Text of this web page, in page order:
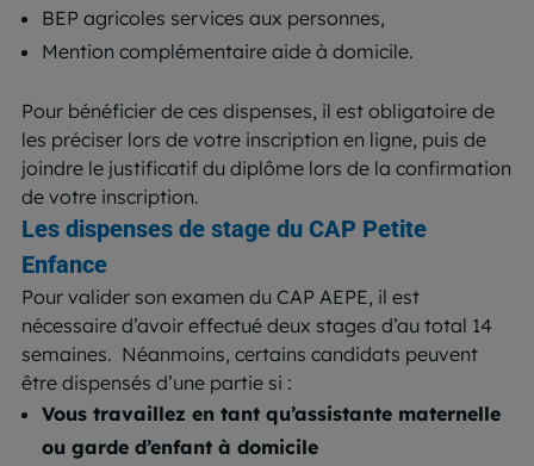
BEP agricoles services aux personnes,
Mention complémentaire aide à domicile.
Pour bénéficier de ces dispenses, il est obligatoire de
les préciser lors de votre inscription en ligne, puis de
joindre le justificatif du diplôme lors de la confirmation
de votre inscription.
Les dispenses de stage du CAP Petite
Enfance
Pour valider son examen du CAP AEPE, il est
nécessaire d’avoir effectué deux stages d’au total 14
semaines. Néanmoins, certains candidats peuvent
être dispensés d’une partie si :
Vous travaillez en tant qu’assistante maternelle
ou garde d’enfant à domicile